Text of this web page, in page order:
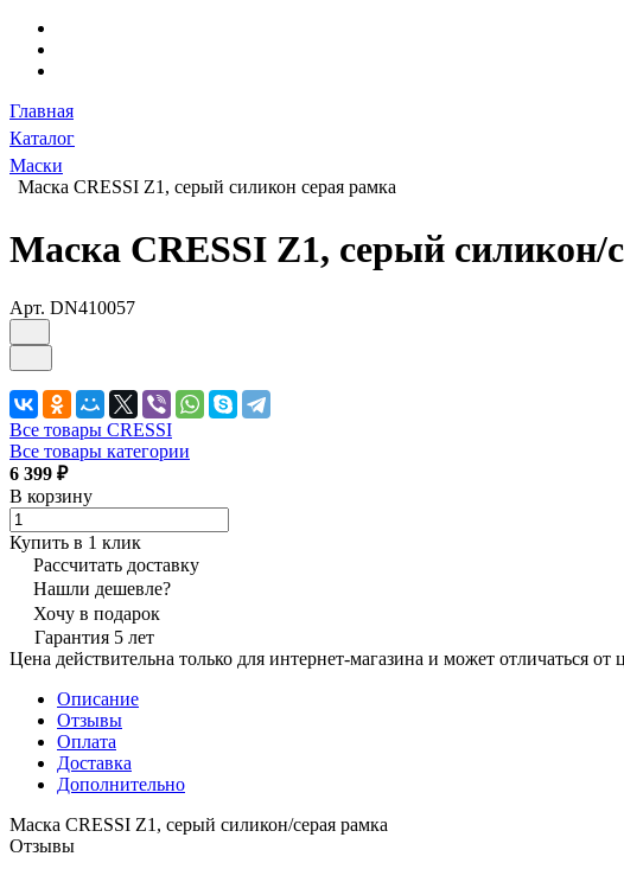
Главная
Каталог
Маски
Маска CRESSI Z1, серый силикон серая рамка
Маска CRESSI Z1, серый силикон/
Арт. DN410057
Все товары CRESSI
Все товары категории
6 399 ₽
В корзину
Купить в 1 клик
Рассчитать доставку
Нашли дешевле?
Хочу в подарок
Гарантия 5 лет
Цена действительна только для интернет-магазина и может отличаться
Описание
Отзывы
Оплата
Доставка
Дополнительно
Маска CRESSI Z1, серый силикон/серая рамка
Отзывы